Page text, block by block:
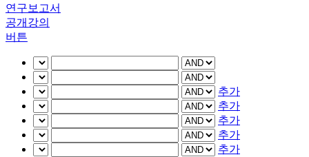
연구보고서
공개강의
버튼
추가
추가
추가
추가
추가